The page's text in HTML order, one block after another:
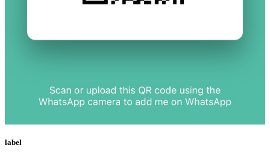
label